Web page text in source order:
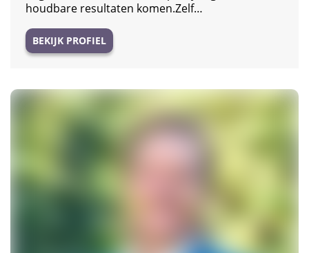
houdbare resultaten komen.Zelf…
BEKIJK PROFIEL